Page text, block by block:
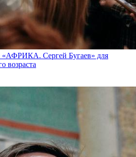
«АФРИКА. Сергей Бугаев» для
возраста